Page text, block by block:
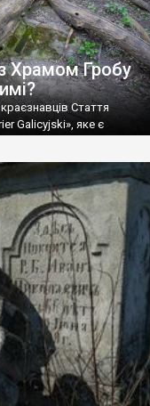
Храмом Гробу
Стаття
Galicyjski», яке є
Куманів «Новий Кур’єр
проект
Відділом культури,
Городоцької міськради